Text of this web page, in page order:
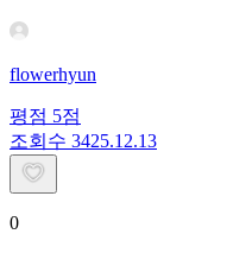
flowerhyun
평점 5점
조회수 3425.12.13
0